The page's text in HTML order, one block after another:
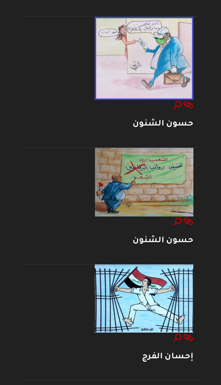
حسون الشنون
حسون الشنون
إحسان الفرج